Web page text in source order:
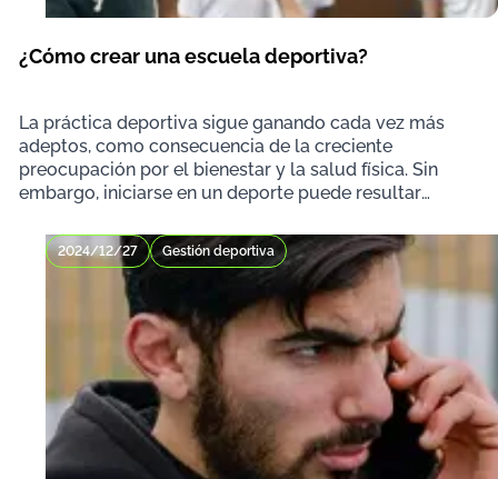
¿Cómo crear una escuela deportiva?
La práctica deportiva sigue ganando cada vez más
adeptos, como consecuencia de la creciente
preocupación por el bienestar y la salud física. Sin
embargo, iniciarse en un deporte puede resultar
2024/12/27 Gestión deportiva